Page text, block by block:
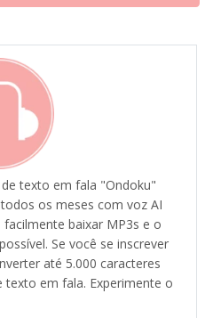
texto em fala "Ondoku"
os meses com voz AI
baixar MP3s e o
Se você se inscrever
até 5.000 caracteres
em fala. Experimente o